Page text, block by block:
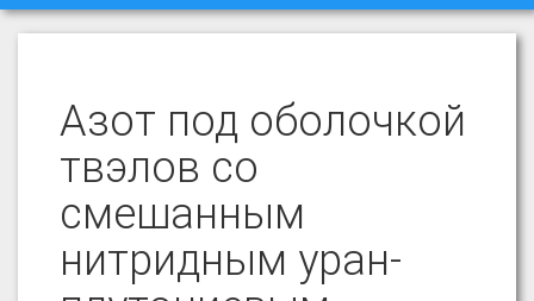
Азот под оболочкой
твэлов со
смешанным
нитридным уран-